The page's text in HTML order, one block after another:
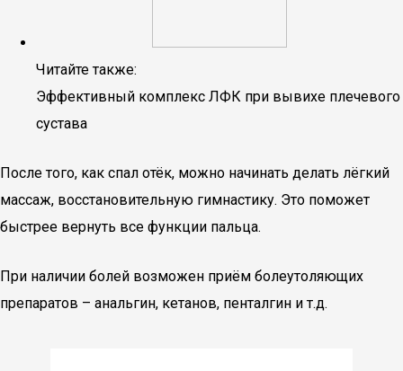
Читайте также:
Эффективный комплекс ЛФК при вывихе плечевого
сустава
После того, как спал отёк, можно начинать делать лёгкий
массаж, восстановительную гимнастику. Это поможет
быстрее вернуть все функции пальца.
При наличии болей возможен приём болеутоляющих
препаратов – анальгин, кетанов, пенталгин и т.д.